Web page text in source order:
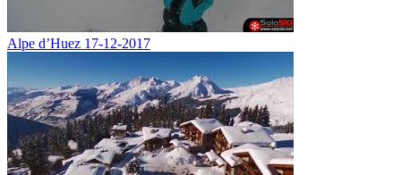
Alpe d’Huez 17-12-2017